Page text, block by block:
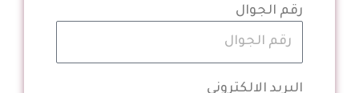
رقم الجوال
البريد الالكتروني